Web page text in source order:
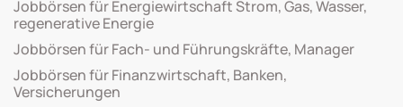
Jobbörsen für Energiewirtschaft Strom, Gas, Wasser,
regenerative Energie
Jobbörsen für Fach- und Führungskräfte, Manager
Jobbörsen für Finanzwirtschaft, Banken,
Versicherungen